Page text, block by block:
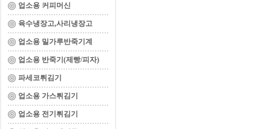
업소용 커피머신
육수냉장고,사리냉장고
업소용 밀가루반죽기계
업소용 반죽기(제빵/피자)
파세코튀김기
업소용 가스튀김기
업소용 전기튀김기